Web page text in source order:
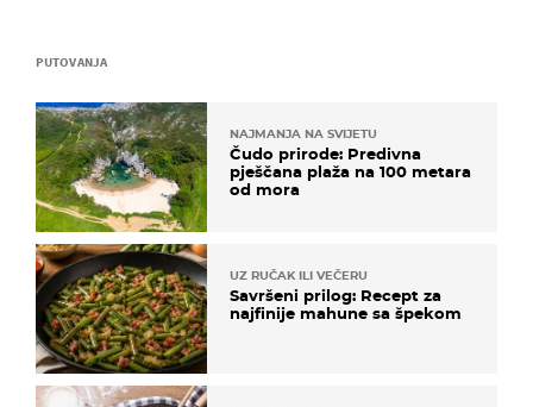
PUTOVANJA
NAJMANJA NA SVIJETU
Čudo prirode: Predivna
pješčana plaža na 100 metara
od mora
UZ RUČAK ILI VEČERU
Savršeni prilog: Recept za
najfinije mahune sa špekom